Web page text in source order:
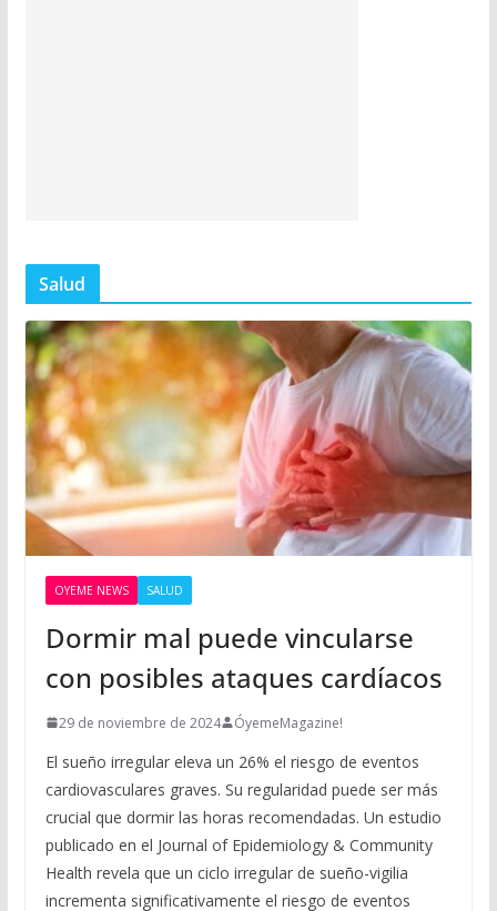
Salud
OYEME NEWS SALUD
Dormir mal puede vincularse
con posibles ataques cardíacos
29 de noviembre de 2024 ÓyemeMagazine!
El sueño irregular eleva un 26% el riesgo de eventos
cardiovasculares graves. Su regularidad puede ser más
crucial que dormir las horas recomendadas. Un estudio
publicado en el Journal of Epidemiology & Community
Health revela que un ciclo irregular de sueño-vigilia
incrementa significativamente el riesgo de eventos